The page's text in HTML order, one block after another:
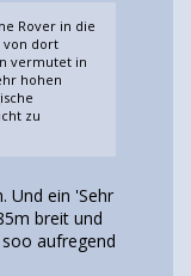
Rover in die
von dort
vermutet in
hohen
zu
Und ein 'Sehr
breit und
aufregend